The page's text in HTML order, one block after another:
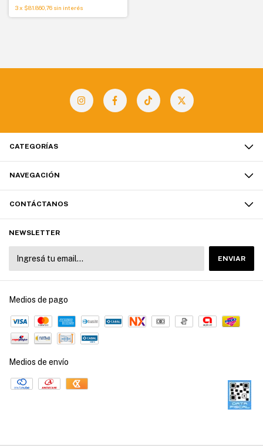
3x $81.860,76 sin interés
CATEGORÍAS
NAVEGACIÓN
CONTÁCTANOS
NEWSLETTER
Medios de pago
Medios de envío